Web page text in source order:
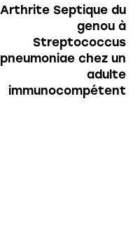
Arthrite Septique du
genou à
Streptococcus
pneumoniae chez un
adulte
immunocompétent